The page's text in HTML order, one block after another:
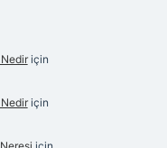
için
için